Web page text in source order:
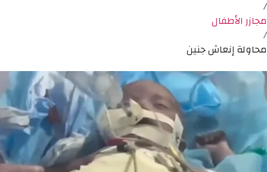
/
مجازر الأطفال
/
محاولة إنعاش جنين